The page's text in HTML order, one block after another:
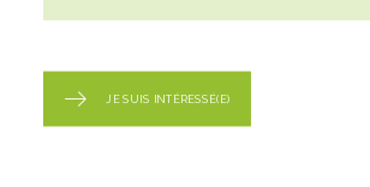
JE SUIS INTÉRESSÉ(E)